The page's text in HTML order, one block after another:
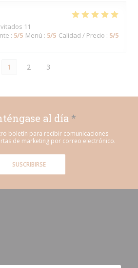
11
: 5/5 Menú : 5/5 Calidad / Precio : 5/5
1 2 3
al día *
boletín para recibir comunicaciones
de marketing por correo electrónico.
SUSCRIBIRSE